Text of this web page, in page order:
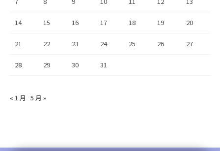
14 15 16 17 18 19 20
21 22 23 24 25 26 27
28 29 30 31
« 1 月 5 月 »